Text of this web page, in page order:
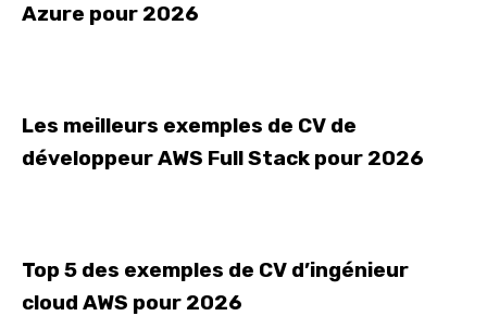
Azure pour 2026
Les meilleurs exemples de CV de
développeur AWS Full Stack pour 2026
Top 5 des exemples de CV d’ingénieur
cloud AWS pour 2026